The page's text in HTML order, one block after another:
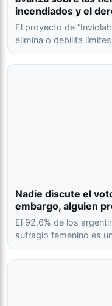
incendiados y el
El proyecto de
elimina o debilita
Nadie discute el
embargo, alguien
El 92,6% de los
sufragio femenino es